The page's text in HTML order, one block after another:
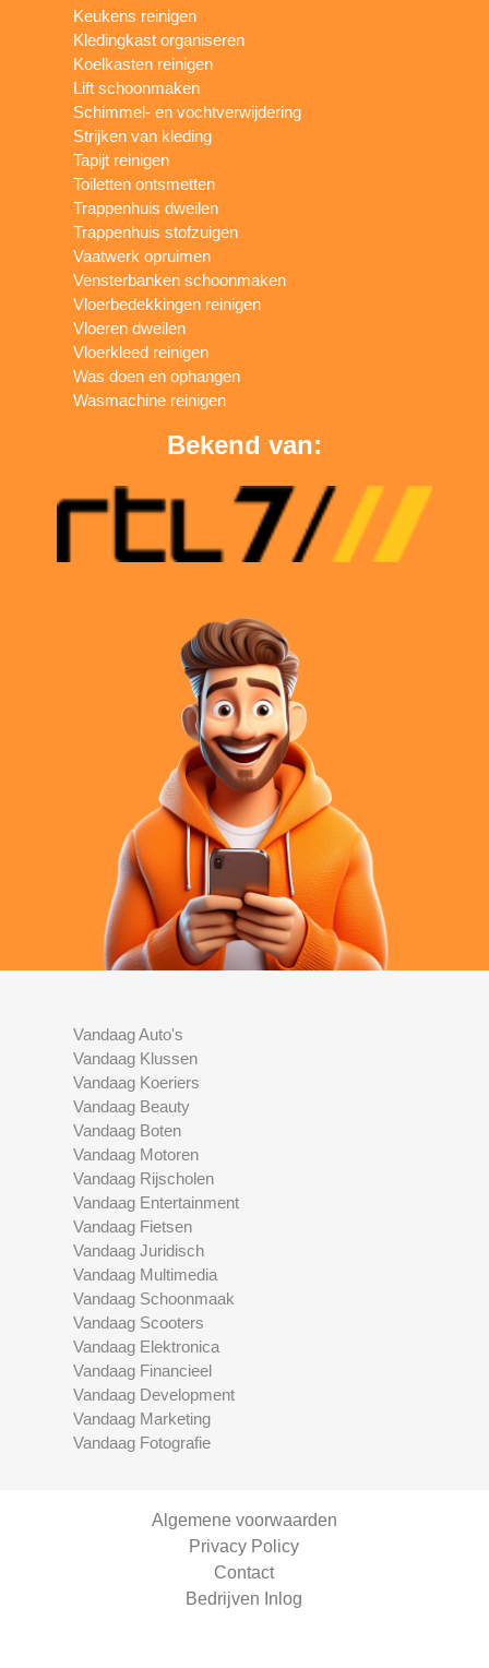
Keukens reinigen
Kledingkast organiseren
Koelkasten reinigen
Lift schoonmaken
Schimmel- en vochtverwijdering
Strijken van kleding
Tapijt reinigen
Toiletten ontsmetten
Trappenhuis dweilen
Trappenhuis stofzuigen
Vaatwerk opruimen
Vensterbanken schoonmaken
Vloerbedekkingen reinigen
Vloeren dweilen
Vloerkleed reinigen
Was doen en ophangen
Wasmachine reinigen
Bekend van:
Vandaag Auto's
Vandaag Klussen
Vandaag Koeriers
Vandaag Beauty
Vandaag Boten
Vandaag Motoren
Vandaag Rijscholen
Vandaag Entertainment
Vandaag Fietsen
Vandaag Juridisch
Vandaag Multimedia
Vandaag Schoonmaak
Vandaag Scooters
Vandaag Elektronica
Vandaag Financieel
Vandaag Development
Vandaag Marketing
Vandaag Fotografie
Algemene voorwaarden
Privacy Policy
Contact
Bedrijven Inlog